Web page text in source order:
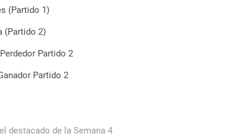
(Partido 1)
(Partido 2)
Partido 2
Partido 2
destacado de la Semana 4